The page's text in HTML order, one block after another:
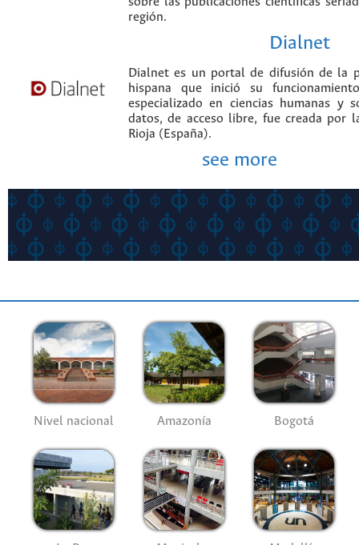
región.
Dialnet
Dialnet es un portal de difusión de la
hispana que inició su
especializado en ciencias humanas y
datos, de acceso libre, fue creada por
Rioja (España).
see more
Nivel nacional Amazonía Bogotá